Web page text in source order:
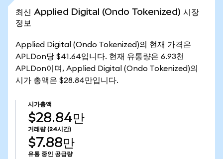
최신 Applied Digital (Ondo Tokenized) 시장
정보
Applied Digital (Ondo Tokenized)의 현재 가격은
APLDon당 $41.64입니다. 현재 유통량은 6.93천
APLDon이며, Applied Digital (Ondo Tokenized)의
시가 총액은 $28.84만입니다.
시가총액
$28.84만
거래량 (24시간)
$7.88만
유통 중인 공급량